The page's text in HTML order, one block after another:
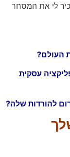
לי את המסחר
העולם?
עסקית
להורדות שלה?